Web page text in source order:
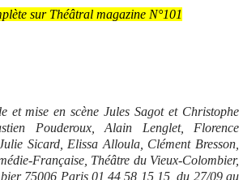
sur Théâtral magazine N°101
et mise en scène Jules Sagot et Christophe
Pouderoux, Alain Lenglet, Florence
Sicard, Elissa Alloula, Clément Bresson,
Française, Théâtre du Vieux-Colombier,
75006 Paris,01 44 58 15 15, du 27/09 au